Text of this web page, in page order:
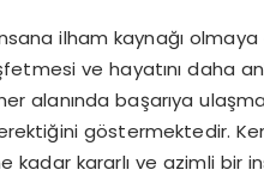
ilham kaynağı
ve hayatını daha
alanında başarıya
göstermektedir.
kadar kararlı ve azimli bir